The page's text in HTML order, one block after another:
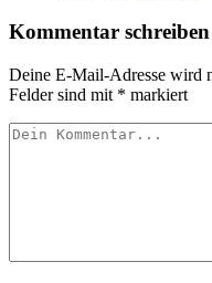
Kommentar schreiben
Deine E-Mail-Adresse wird
Felder sind mit * markiert